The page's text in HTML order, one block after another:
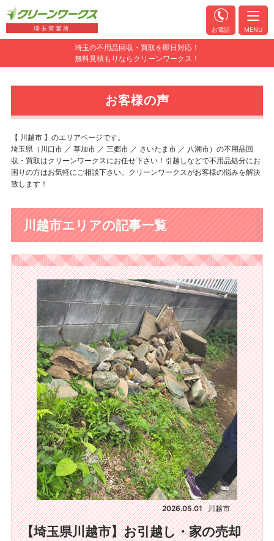
埼玉の不用品回収・買取を即日対応！
無料見積もりならクリーンワークス！
埼玉営業所 お電話 MENU
お客様の声
【 川越市 】のエリアページです。
埼玉県（川口市 ／ 草加市 ／ 三郷市 ／ さいたま市 ／ 八潮市）の不用品回
収・買取はクリーンワークスにお任せ下さい！引越しなどで不用品処分にお
困りの方はお気軽にご相談下さい。クリーンワークスがお客様の悩みを解決
致します！
川越市エリアの記事一覧
2026.05.01 川越市
【埼玉県川越市】お引越し・家の売却